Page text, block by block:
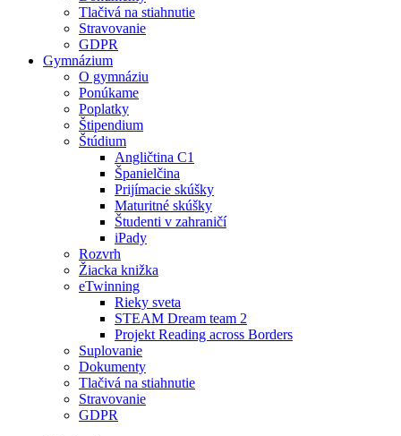
Tlačivá na stiahnutie
Stravovanie
GDPR
Gymnázium
O gymnáziu
Ponúkame
Poplatky
Štipendium
Štúdium
Angličtina C1
Španielčina
Prijímacie skúšky
Maturitné skúšky
Študenti v zahraničí
iPady
Rozvrh
Žiacka knižka
eTwinning
Rieky sveta
STEAM Dream team 2
Projekt Reading across Borders
Suplovanie
Dokumenty
Tlačivá na stiahnutie
Stravovanie
GDPR